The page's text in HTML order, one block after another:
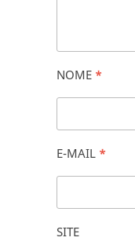
NOME *
E-MAIL *
SITE